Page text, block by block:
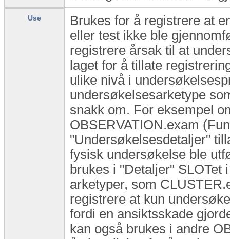
Use
Brukes for å registrere at
eller test ikke ble
registrere årsak til at
laget for å tillate
ulike nivå i
undersøkelsesarketype
snakk om. For eksempel
OBSERVATION.exam
"Undersøkelsesdetaljer"
fysisk undersøkelse ble
brukes i "Detaljer" SLOTet
arketyper, som
registrere at kun
fordi en ansiktsskade
kan også brukes i andre